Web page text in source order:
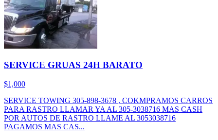
SERVICE GRUAS 24H BARATO
$1,000
SERVICE TOWING 305-898-3678 , COKMPRAMOS CARROS
PARA RASTRO LLAMAR YA AL 305-3038716 MAS CASH
POR AUTOS DE RASTRO LLAME AL 3053038716
PAGAMOS MAS CAS...